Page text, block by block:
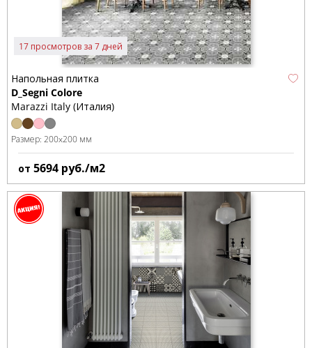
17 просмотров за 7 дней
Напольная плитка
D_Segni Colore
Marazzi Italy (Италия)
Размер: 200x200 мм
от 5694 руб./м2